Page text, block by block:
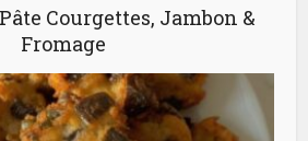
Courgettes, Jambon &
Fromage